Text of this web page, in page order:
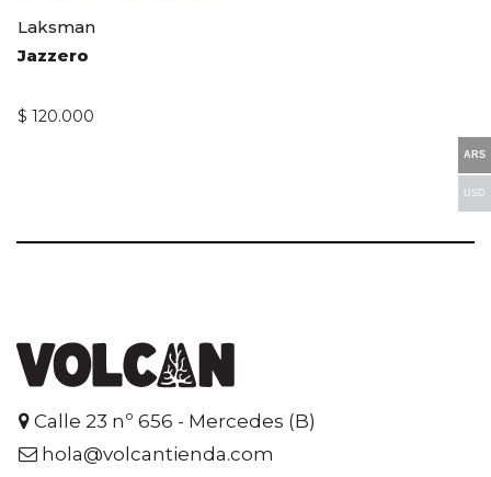
ARS
USD
Laksman
Jazzero
$ 120.000
Calle 23 nº 656 - Mercedes (B)
hola@volcantienda.com